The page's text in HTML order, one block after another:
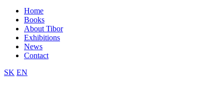
Home
Books
About Tibor
Exhibitions
News
Contact
SK EN